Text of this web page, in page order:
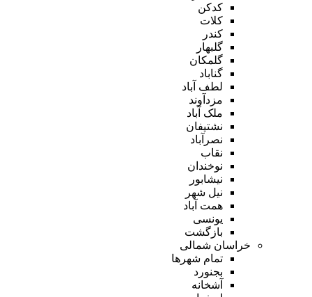
کدکن
کلات
کندر
گلبهار
گلمکان
گناباد
لطف آباد
مزدآوند
ملک آباد
نشتیفان
نصرآباد
نقاب
نوخندان
نیشابور
نیل شهر
همت آباد
یونسی
بازگشت
خراسان شمالی
تمام شهر‌ها
بجنورد
آشخانه